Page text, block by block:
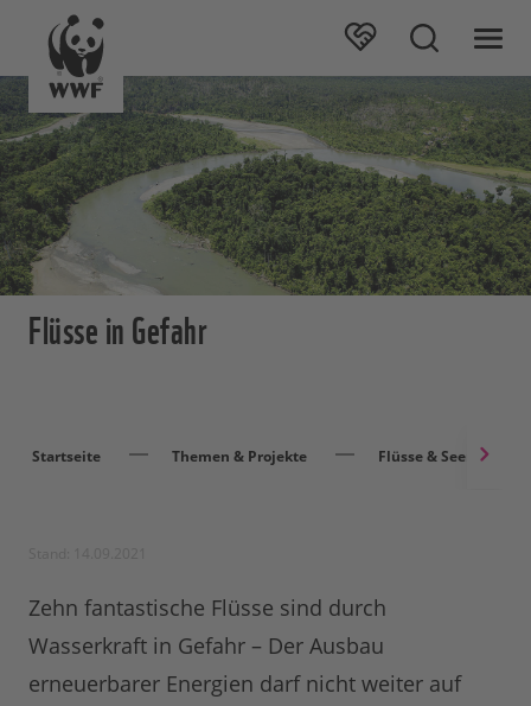
Flüsse in Gefahr
Startseite Themen & Projekte Flüsse & Seen
Zehn fantastische Flüsse sind durch
Wasserkraft in Gefahr – Der Ausbau
erneuerbarer Energien darf nicht weiter auf